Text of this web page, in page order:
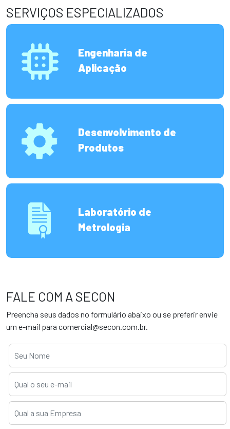
SERVIÇOS ESPECIALIZADOS
Engenharia de
Aplicação
Desenvolvimento de
Produtos
Laboratório de
Metrologia
FALE COM A SECON
Preencha seus dados no formulário abaixo ou se preferir envie
um e-mail para comercial@secon.com.br.